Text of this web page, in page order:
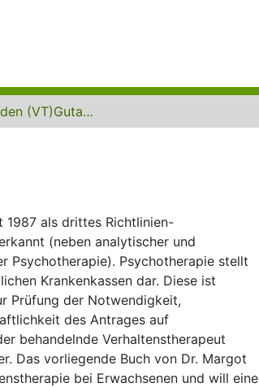
Bericht an den (VT)Gutachter
1987 als drittes Richtlinien-
(neben analytischer und
Psychotherapie). Psychotherapie stellt
Krankenkassen dar. Diese ist
Prüfung der Notwendigkeit,
des Antrages auf
behandelnde Verhaltenstherapeut
Das vorliegende Buch von Dr. Margot
bei Erwachsenen und will eine